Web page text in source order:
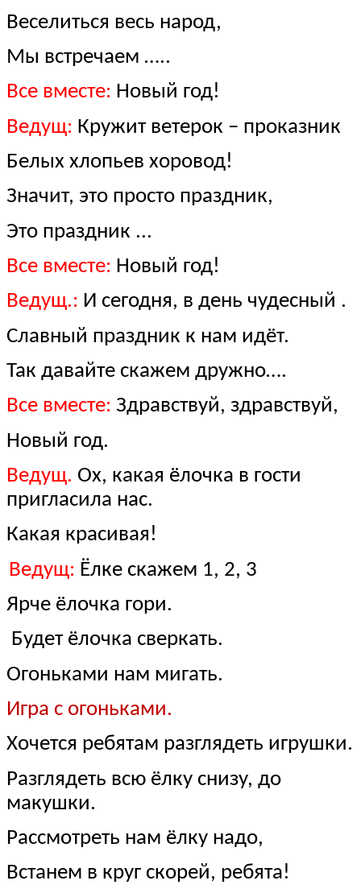
Веселиться весь народ,
Мы встречаем …..
Все вместе: Новый год!
Ведущ: Кружит ветерок – проказник
Белых хлопьев хоровод!
Значит, это просто праздник,
Это праздник ...
Все вместе: Новый год!
Ведущ.: И сегодня, в день чудесный .
Славный праздник к нам идёт.
Так давайте скажем дружно….
Все вместе: Здравствуй, здравствуй,
Новый год.
Ведущ. Ох, какая ёлочка в гости
пригласила нас.
Какая красивая!
Ведущ: Ёлке скажем 1, 2, 3
Ярче ёлочка гори.
Будет ёлочка сверкать.
Огоньками нам мигать.
Игра с огоньками.
Хочется ребятам разглядеть игрушки.
Разглядеть всю ёлку снизу, до
макушки.
Рассмотреть нам ёлку надо,
Встанем в круг скорей, ребята!